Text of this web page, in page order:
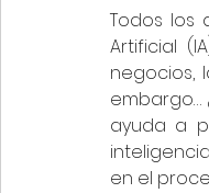
Todos los
Artificial
negocios,
embargo…
ayuda a
en el